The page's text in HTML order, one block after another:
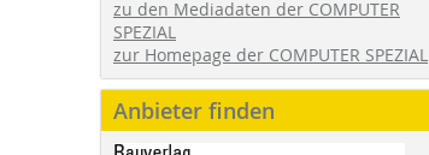
zu den Mediadaten der COMPUTER
SPEZIAL
zur Homepage der COMPUTER SPEZIAL
Anbieter finden